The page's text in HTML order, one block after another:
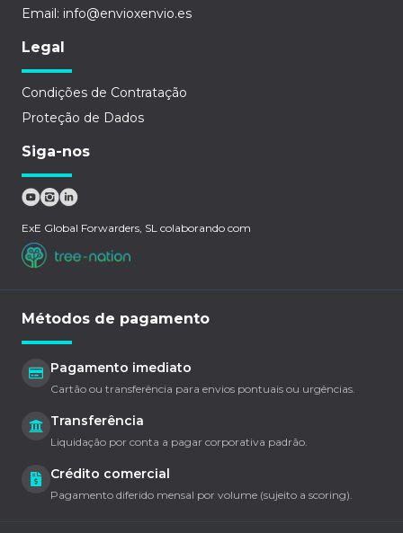
Email: info@envioxenvio.es
Legal
Condições de Contratação
Proteção de Dados
Siga-nos
ExE Global Forwarders, SL colaborando com
Métodos de pagamento
Pagamento imediato
Cartão ou transferência para envios pontuais ou urgências.
Transferência
Liquidação por conta a pagar corporativa padrão.
Crédito comercial
Pagamento diferido mensal por volume (sujeito a scoring).